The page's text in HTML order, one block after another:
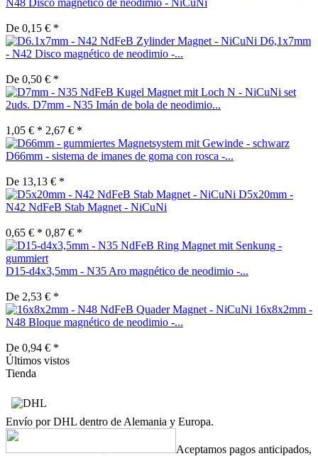
De 0,15 € *
D6,1x7mm
- N42 Disco magnético de neodimio -...
De 0,50 € *
set
2uds. D7mm - N35 Imán de bola de neodimio...
1,05 € * 2,67 € *
D66mm - sistema de imanes de goma con rosca -...
De 13,13 € *
D5x20mm -
N42 NdFeB Stab Magnet - NiCuNi
0,65 € * 0,87 € *
D15-d4x3,5mm - N35 Aro magnético de neodimio -...
De 2,53 € *
16x8x2mm -
N48 Bloque magnético de neodimio -...
De 0,94 € *
Últimos vistos
Tienda
Envío por DHL dentro de Alemania y Europa.
Aceptamos pagos anticipados,